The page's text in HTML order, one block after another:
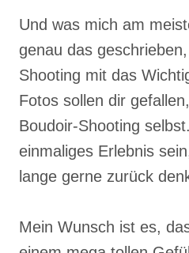
Und was mich am
genau das
Shooting mit das
Fotos sollen dir
Boudoir-Shooting
einmaliges Erlebnis
lange gerne zurück
Mein Wunsch ist es,